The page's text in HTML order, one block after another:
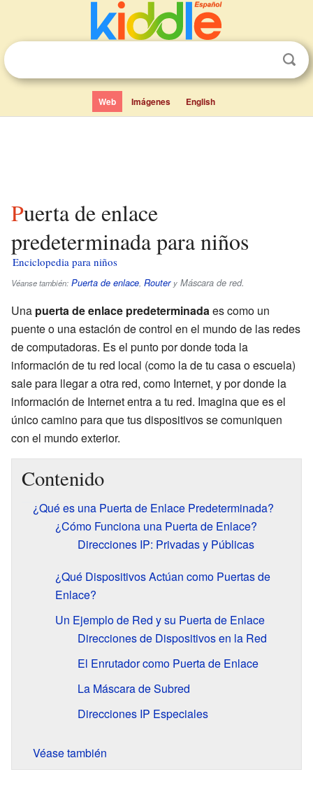
Web Imágenes English
Puerta de enlace
predeterminada para niños
Enciclopedia para niños
Véanse también: Puerta de enlace Router y Máscara de red.
Una puerta de enlace predeterminadaes como un
puente o una estación de control en el mundo de las redes
de computadoras. Es el punto por donde toda la
información de tu red local (como la de tu casa o escuela)
sale para llegar a otra red, como Internet, y por donde la
información de Internet entra a tu red. Imagina que es el
único camino para que tus dispositivos se comuniquen
con el mundo exterior.
Contenido
¿Qué es una Puerta de Enlace Predeterminada?
¿Cómo Funciona una Puerta de Enlace?
Direcciones IP: Privadas y Públicas
¿Qué Dispositivos Actúan como Puertas de
Enlace?
Un Ejemplo de Red y su Puerta de Enlace
Direcciones de Dispositivos en la Red
El Enrutador como Puerta de Enlace
La Máscara de Subred
Direcciones IP Especiales
Véase también